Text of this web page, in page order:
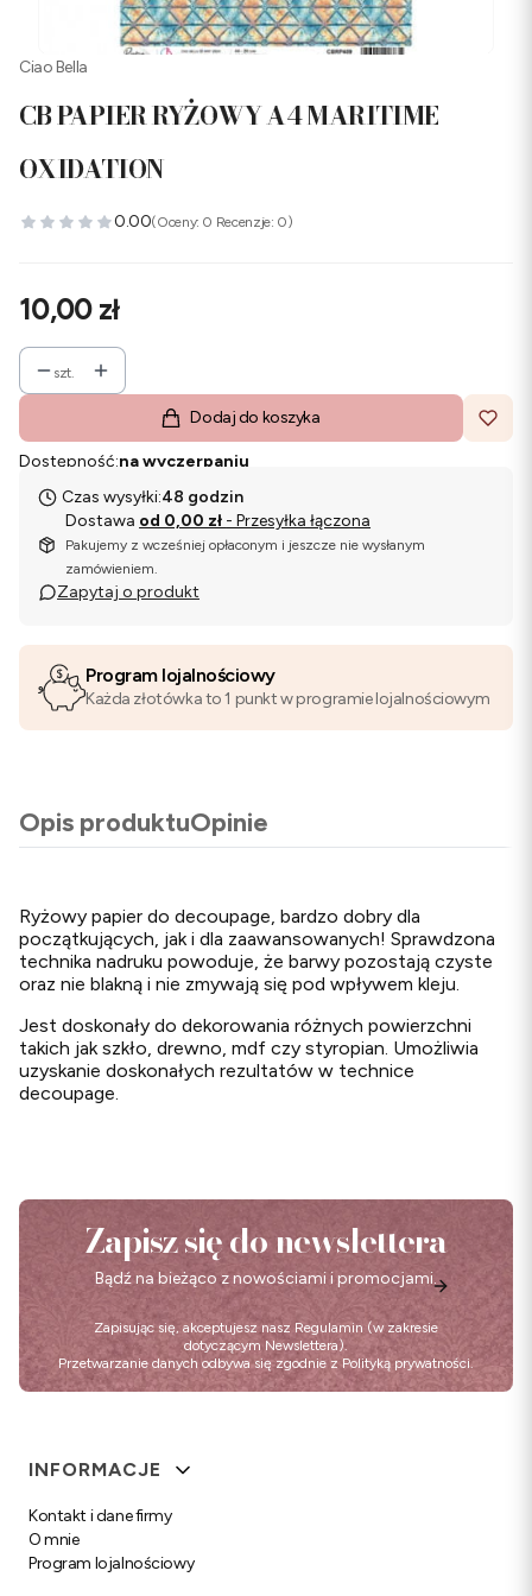
Ciao Bella
CB PAPIER RYŻOWY A4 MARITIME
OXIDATION
0.00(Oceny: 0 Recenzje: 0)
Cena
10,00 zł
szt.
Dodaj do koszyka
Dostępność:na wyczerpaniu
Czas wysyłki:48 godzin
Dostawa od 0,00 zł - Przesyłka łączona
Pakujemy z wcześniej opłaconym i jeszcze nie wysłanym
zamówieniem.
Zapytaj o produkt
Program lojalnościowy
Każda złotówka to 1 punkt w programie lojalnościowym
Opis produktuOpinie
Ryżowy papier do decoupage, bardzo dobry dla
początkujących, jak i dla zaawansowanych! Sprawdzona
technika nadruku powoduje, że barwy pozostają czyste
oraz nie blakną i nie zmywają się pod wpływem kleju.
Jest doskonały do dekorowania różnych powierzchni
takich jak szkło, drewno, mdf czy styropian. Umożliwia
uzyskanie doskonałych rezultatów w technice
decoupage.
Zapisz się do newslettera
Bądź na bieżąco z nowościami i promocjami.
Zapisując się, akceptujesz nasz Regulamin (w zakresie
dotyczącym Newslettera).
Przetwarzanie danych odbywa się zgodnie z Polityką prywatności.
Linki w stopce
INFORMACJE
Kontakt i dane firmy
O mnie
Program lojalnościowy